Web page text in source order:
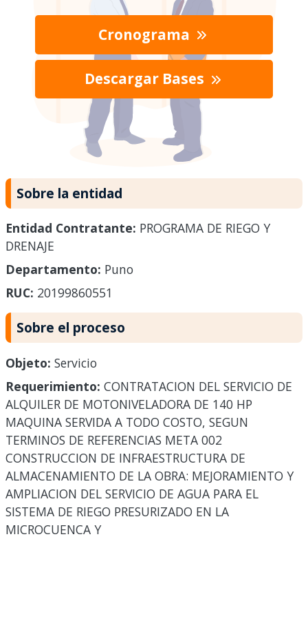
Cronograma
Descargar Bases
Sobre la entidad
Entidad Contratante: PROGRAMA DE RIEGO Y
DRENAJE
Departamento: Puno
RUC: 20199860551
Sobre el proceso
Objeto: Servicio
Requerimiento: CONTRATACION DEL SERVICIO DE
ALQUILER DE MOTONIVELADORA DE 140 HP
MAQUINA SERVIDA A TODO COSTO, SEGUN
TERMINOS DE REFERENCIAS META 002
CONSTRUCCION DE INFRAESTRUCTURA DE
ALMACENAMIENTO DE LA OBRA: MEJORAMIENTO Y
AMPLIACION DEL SERVICIO DE AGUA PARA EL
SISTEMA DE RIEGO PRESURIZADO EN LA
MICROCUENCA Y